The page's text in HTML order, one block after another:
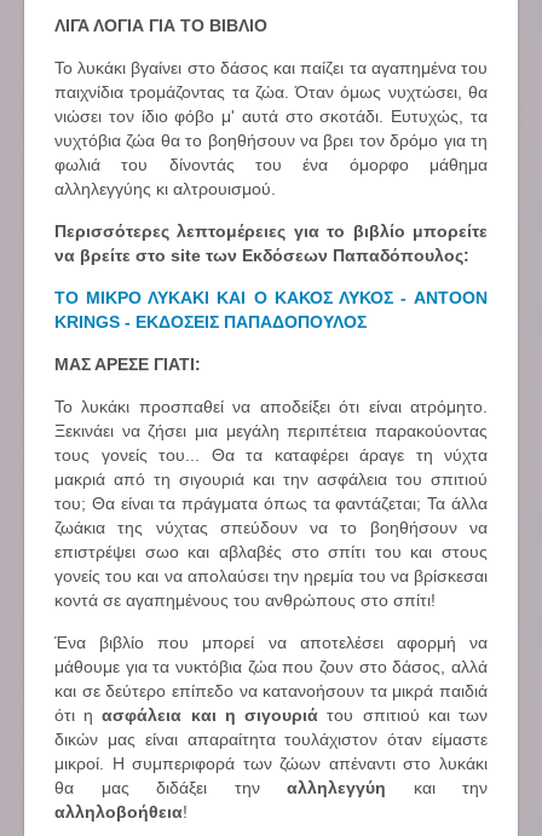
ΛΙΓΑ ΛΟΓΙΑ ΓΙΑ ΤΟ ΒΙΒΛΙΟ
Το λυκάκι βγαίνει στο δάσος και παίζει τα αγαπημένα του
παιχνίδια τρομάζοντας τα ζώα. Όταν όμως νυχτώσει, θα
νιώσει τον ίδιο φόβο μ' αυτά στο σκοτάδι. Ευτυχώς, τα
νυχτόβια ζώα θα το βοηθήσουν να βρει τον δρόμο για τη
φωλιά του δίνοντάς του ένα όμορφο μάθημα
αλληλεγγύης κι αλτρουισμού.
Περισσότερες λεπτομέρειες για το βιβλίο μπορείτε
να βρείτε στο site των Εκδόσεων Παπαδόπουλος:
ΤΟ ΜΙΚΡΟ ΛΥΚΑΚΙ ΚΑΙ Ο ΚΑΚΟΣ ΛΥΚΟΣ - ANTOON
KRINGS - ΕΚΔΟΣΕΙΣ ΠΑΠΑΔΟΠΟΥΛΟΣ
ΜΑΣ ΑΡΕΣΕ ΓΙΑΤΙ:
Το λυκάκι προσπαθεί να αποδείξει ότι είναι ατρόμητο.
Ξεκινάει να ζήσει μια μεγάλη περιπέτεια παρακούοντας
τους γονείς του... Θα τα καταφέρει άραγε τη νύχτα
μακριά από τη σιγουριά και την ασφάλεια του σπιτιού
του; Θα είναι τα πράγματα όπως τα φαντάζεται; Τα άλλα
ζωάκια της νύχτας σπεύδουν να το βοηθήσουν να
επιστρέψει σωο και αβλαβές στο σπίτι του και στους
γονείς του και να απολαύσει την ηρεμία του να βρίσκεσαι
κοντά σε αγαπημένους του ανθρώπους στο σπίτι!
Ένα βιβλίο που μπορεί να αποτελέσει αφορμή να
μάθουμε για τα νυκτόβια ζώα που ζουν στο δάσος, αλλά
και σε δεύτερο επίπεδο να κατανοήσουν τα μικρά παιδιά
ότι ηασφάλεια και η σιγουριά του σπιτιού και των
δικών μας είναι απαραίτητα τουλάχιστον όταν είμαστε
μικροί. Η συμπεριφορά των ζώων απέναντι στο λυκάκι
θα μας διδάξει την αλληλεγγύη και την
αλληλοβοήθεια!